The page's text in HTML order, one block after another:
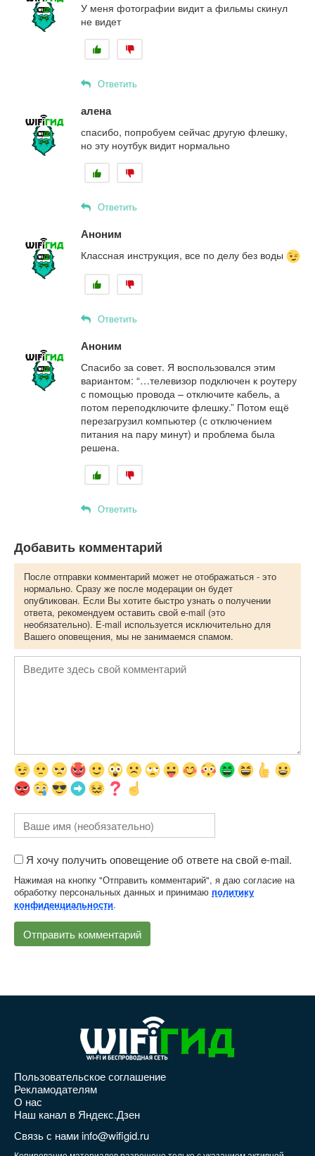
У меня фотографии видит а фильмы скинул
не видет
Ответить
алена
спасибо, попробуем сейчас другую флешку,
но эту ноутбук видит нормально
Ответить
Аноним
Классная инструкция, все по делу без воды
Ответить
Аноним
Спасибо за совет. Я воспользовался этим
вариантом: “…телевизор подключен к роутеру
с помощью провода – отключите кабель, а
потом переподключите флешку.” Потом ещё
перезагрузил компьютер (с отключением
питания на пару минут) и проблема была
решена.
Ответить
Добавить комментарий
После отправки комментарий может не отображаться - это
нормально. Сразу же после модерации он будет
опубликован. Если Вы хотите быстро узнать о получении
ответа, рекомендуем оставить свой e-mail (это
необязательно). E-mail используется исключительно для
Вашего оповещения, мы не занимаемся спамом.
Я хочу получить оповещение об ответе на свой e-mail.
Нажимая на кнопку "Отправить комментарий", я даю согласие на
обработку персональных данных и принимаю политику
конфиденциальности.
Пользовательское соглашение
Рекламодателям
О нас
Наш канал в Яндекс.Дзен
Связь с нами info@wifigid.ru